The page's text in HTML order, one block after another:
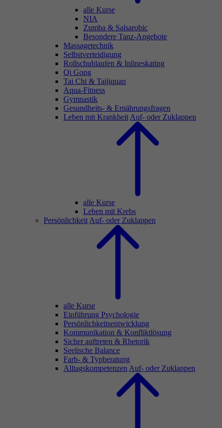
alle Kurse
NIA
Zumba & Salsarobic
Besondere Tanz-Angebote
Massagetechnik
Selbstverteidigung
Rollschuhlaufen & Inlineskating
Qi Gong
Tai Chi & Taijiquan
Aqua-Fitness
Gymnastik
Gesundheits- & Ernährungsfragen
Leben mit Krankheit Auf- oder Zuklappen
alle Kurse
Leben mit Krebs
Persönlichkeit Auf- oder Zuklappen
alle Kurse
Einführung Psychologie
Persönlichkeitsentwicklung
Kommunikation & Konfliktlösung
Sicher auftreten & Rhetorik
Seelische Balance
Farb- & Typberatung
Alltagskompetenzen Auf- oder Zuklappen